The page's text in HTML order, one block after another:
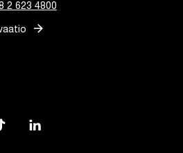
2 623 4800
arrow_forward
välilehteen
uuteen välilehteen
Linkki avautuu uuteen välilehteen
Linkki avautuu uuteen välilehteen
LinkedIn, Linkki avautuu uuteen